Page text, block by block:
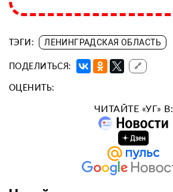
ТЭГИ: ЛЕНИНГРАДСКАЯ ОБЛАСТЬ
ПОДЕЛИТЬСЯ: 🔗
ОЦЕНИТЬ:
ЧИТАЙТЕ «УГ» В: